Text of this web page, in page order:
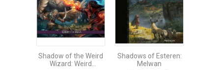
Shadow of the Weird
Wizard: Weird
Shadows of Esteren:
Melwan